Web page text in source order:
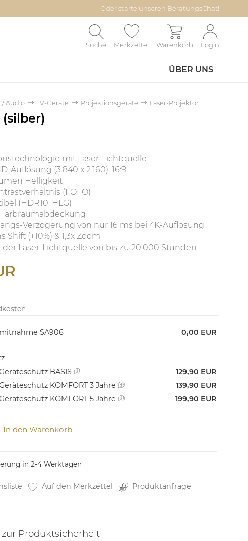
Oder starte unseren BeratungsChat!
Suche Merkzettel Warenkorb Login
ÜBER UNS
/ Audio TV-Geräte Projektionsgeräte Laser-Projektor
(silber)
mit Laser-Lichtquelle
Auflösung (3.840 x 2.160), 16:9
Helligkeit
(FOFO)
(HDR10, HLG)
Farbraumabdeckung
Verzögerung von nur 16 ms bei 4K-Auflösung
Shift (+10%) & 1,3x Zoom
der Laser-Lichtquelle von bis zu 20.000 Stunden
in 2-4 Werktagen
SA906 0,00 EUR
BASIS
129,90 EUR
KOMFORT 3 Jahre
139,90 EUR
KOMFORT 5 Jahre
199,90 EUR
In den Warenkorb
Auf den Merkzettel Produktanfrage
Produktsicherheit